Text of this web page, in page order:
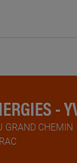
-
GRAND CHEMIN